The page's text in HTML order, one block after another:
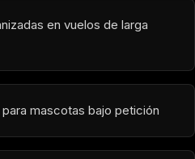
en vuelos de larga
mascotas bajo petición